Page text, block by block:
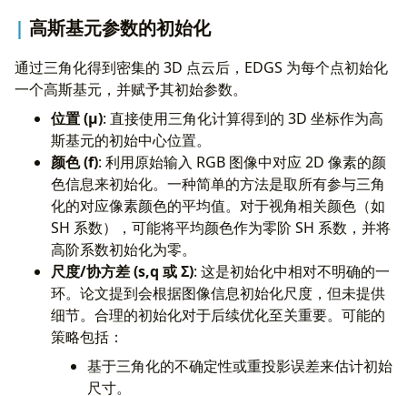
高斯基元参数的初始化
通过三角化得到密集的 3D 点云后，EDGS 为每个点初始化
一个高斯基元，并赋予其初始参数。
位置 (μ): 直接使用三角化计算得到的 3D 坐标作为高
斯基元的初始中心位置。
颜色 (f): 利用原始输入 RGB 图像中对应 2D 像素的颜
色信息来初始化。一种简单的方法是取所有参与三角
化的对应像素颜色的平均值。对于视角相关颜色（如
SH 系数），可能将平均颜色作为零阶 SH 系数，并将
高阶系数初始化为零。
尺度/协方差 (s,q 或Σ): 这是初始化中相对不明确的一
环。论文提到会根据图像信息初始化尺度，但未提供
细节。合理的初始化对于后续优化至关重要。可能的
策略包括：
基于三角化的不确定性或重投影误差来估计初始
尺寸。